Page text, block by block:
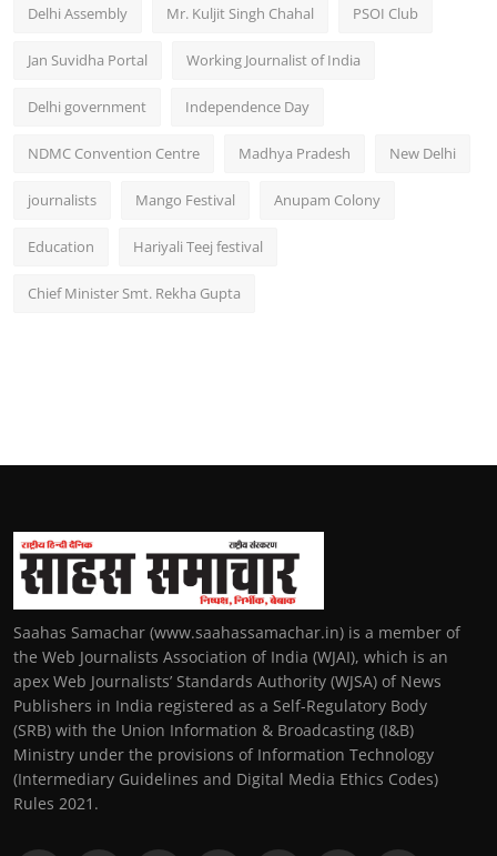
Delhi Assembly Mr. Kuljit Singh Chahal PSOI Club
Jan Suvidha Portal Working Journalist of India
Delhi government Independence Day
NDMC Convention Centre Madhya Pradesh New Delhi
journalists Mango Festival Anupam Colony
Education Hariyali Teej festival
Chief Minister Smt. Rekha Gupta
Saahas Samachar (www.saahassamachar.in) is a member of
the Web Journalists Association of India (WJAI), which is an
apex Web Journalists’ Standards Authority (WJSA) of News
Publishers in India registered as a Self-Regulatory Body
(SRB) with the Union Information & Broadcasting (I&B)
Ministry under the provisions of Information Technology
(Intermediary Guidelines and Digital Media Ethics Codes)
Rules 2021.